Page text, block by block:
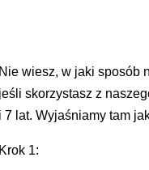
wiesz, w jaki sposób
skorzystasz z
7 lat. Wyjaśniamy tam
1: